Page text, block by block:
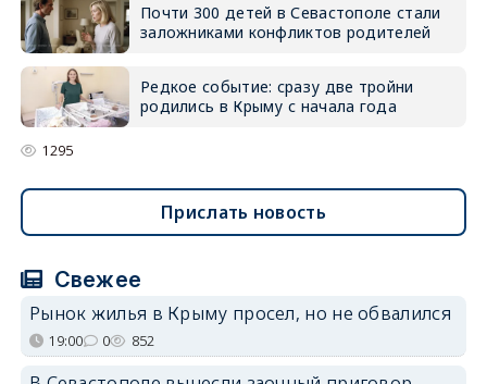
Почти 300 детей в Севастополе стали
заложниками конфликтов родителей
Редкое событие: сразу две тройни
родились в Крыму с начала года
1295
Прислать новость
Свежее
Рынок жилья в Крыму просел, но не обвалился
19:00 0 852